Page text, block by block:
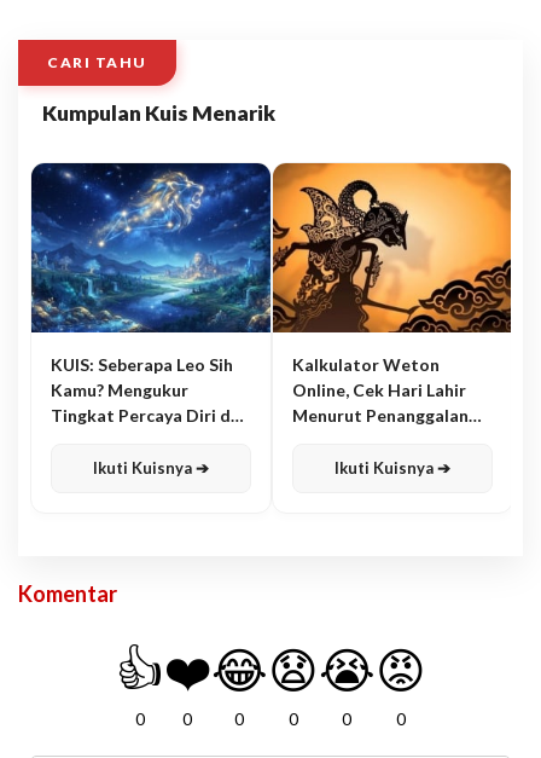
CARI TAHU
Kumpulan Kuis Menarik
KUIS: Seberapa Leo Sih
Kamu? Mengukur
Tingkat Percaya Diri dan
Ikuti Kuisnya ➔
Kalkulator Weton
Online, Cek Hari Lahir
Menurut Penanggalan
Ikuti Kuisnya ➔
Komentar
👍
0
❤️
0
😂
0
😧
0
😭
0
😡
0